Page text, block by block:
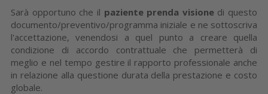
Sarà opportuno che il paziente prenda visionedi questo
documento/preventivo/programma iniziale e ne sottoscriva
l'accettazione, venendosi a quel punto a creare quella
condizione di accordo contrattuale che permetterà di
meglio e nel tempo gestire il rapporto professionale anche
in relazione alla questione durata della prestazione e costo
globale.